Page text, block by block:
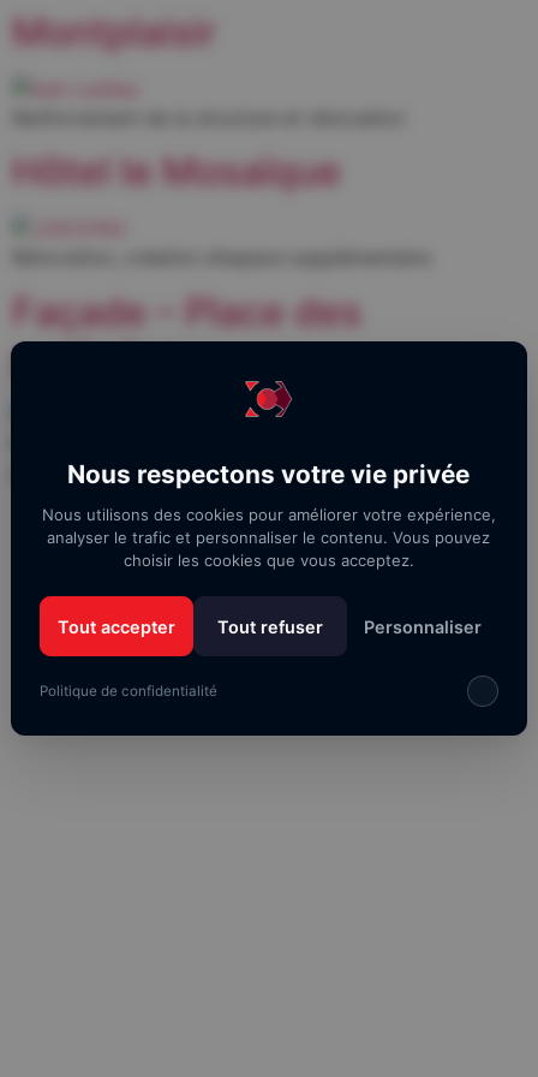
Montplaisir
Hôtel le Mosaïque
Façade – Place des
pyrénées
pyrénnéesNous respectons votre vie privée
Nous utilisons des cookies pour améliorer votre expérience,
analyser le trafic et personnaliser le contenu. Vous pouvez
choisir les cookies que vous acceptez.
Tout accepter Tout refuser Personnaliser
Politique de confidentialité